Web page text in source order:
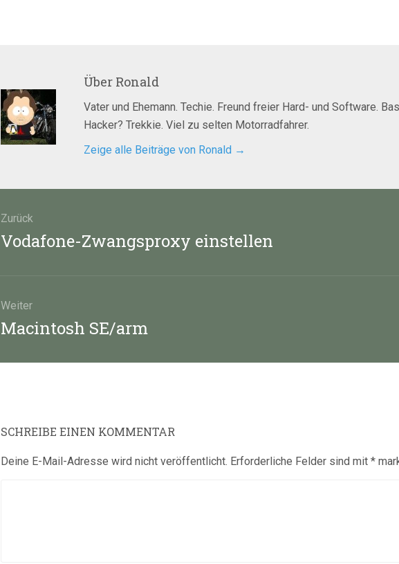
Über Ronald
Vater und Ehemann. Techie. Freund freier Hard- und Software.
Hacker? Trekkie. Viel zu selten Motorradfahrer.
Zeige alle Beiträge von Ronald →
Zurück
Vorheriger
Vodafone-Zwangsproxy einstellen
Weiter
Nächster
Macintosh SE/arm
SCHREIBE EINEN KOMMENTAR
Deine E-Mail-Adresse wird nicht veröffentlicht. Erforderliche Felder sind mit *